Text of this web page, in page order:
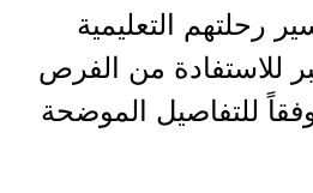
رحلتهم التعليمية
للاستفادة من الفرص
للتفاصيل الموضحة